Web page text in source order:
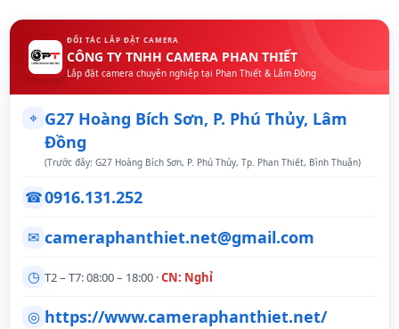
ĐỐI TÁC LẮP ĐẶT CAMERA
CÔNG TY TNHH CAMERA PHAN THIẾT
Lắp đặt camera chuyên nghiệp tại Phan Thiết & Lâm Đồng
⌖ G27 Hoàng Bích Sơn, P. Phú Thủy, Lâm
Đồng
(Trước đây: G27 Hoàng Bích Sơn, P. Phú Thủy, Tp. Phan Thiết, Bình Thuận)
☎0916.131.252
✉ cameraphanthiet.net@gmail.com
◷ T2 – T7: 08:00 – 18:00 ·CN: Nghỉ
◎ https://www.cameraphanthiet.net/